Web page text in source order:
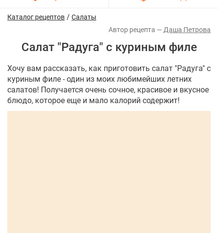
Каталог рецептов / Салаты
Даша Петрова
Салат "Радуга" с куриным филе
Хочу вам рассказать, как приготовить салат "Радуга" с
куриным филе - один из моих любимейших летних
салатов! Получается очень сочное, красивое и вкусное
блюдо, которое еще и мало калорий содержит!